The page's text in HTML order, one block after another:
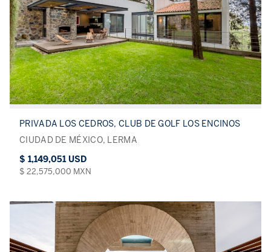
PRIVADA LOS CEDROS, CLUB DE GOLF LOS ENCINOS
CIUDAD DE MÉXICO, LERMA
$ 1,149,051 USD
$ 22,575,000 MXN